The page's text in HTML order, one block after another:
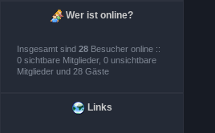
Wer ist online?
Insgesamt sind 28 Besucher online ::
0 sichtbare Mitglieder, 0 unsichtbare
Mitglieder und 28 Gäste
Links